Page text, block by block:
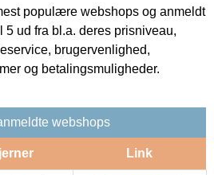
populære webshops og anmeldt
5 ud fra bl.a. deres prisniveau,
brugervenlighed,
og betalingsmuligheder.
webshops
Link